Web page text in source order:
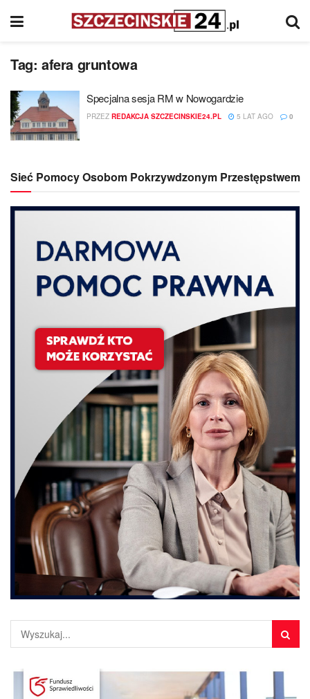
Tag: afera gruntowa
Specjalna sesja RM w Nowogardzie
PRZEZ REDAKCJA SZCZECINSKIE24.PL 5 LAT AGO 0
Sieć Pomocy Osobom Pokrzywdzonym Przestępstwem